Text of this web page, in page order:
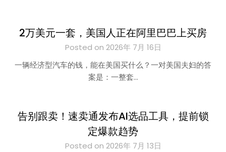
2万美元一套，美国人正在阿里巴巴上买房
Posted on 2026年 7月 16日
一辆经济型汽车的钱，能在美国买什么？一对美国夫妇的答
案是：一整套…
告别跟卖！速卖通发布AI选品工具，提前锁
定爆款趋势
Posted on 2026年 7月 13日